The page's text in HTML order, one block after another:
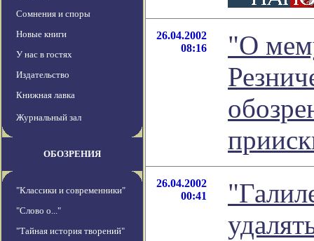
Сомнения и споры
Новые книги
У нас в гостях
Издательство
Книжная лавка
Журнальный зал
ОБОЗРЕНИЯ
"Классики и современники"
"Слово о..."
"Тайная история творений"
26.04.2002
08:16
"О
26.04.2002
00:41